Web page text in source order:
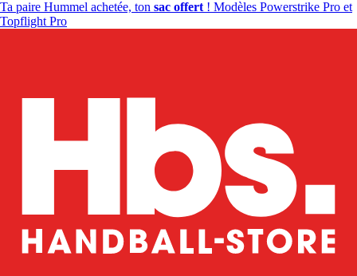
Ta paire Hummel achetée, ton sac offert ! Modèles Powerstrike Pro et
Topflight Pro